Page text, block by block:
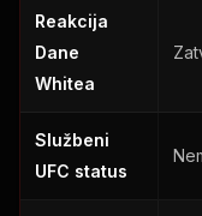
Reakcija
Dane
Whitea
Službeni
UFC status